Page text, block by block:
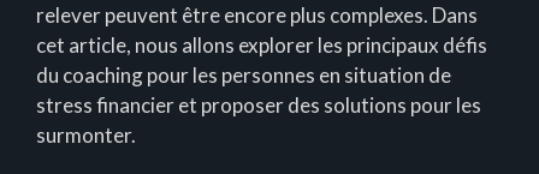
relever peuvent être encore plus complexes. Dans
cet article, nous allons explorer les principaux défis
du coaching pour les personnes en situation de
stress financier et proposer des solutions pour les
surmonter.